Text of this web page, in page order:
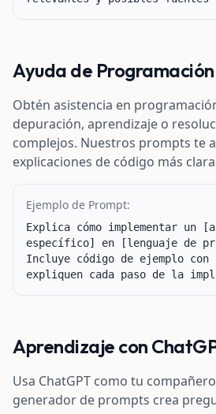
Ayuda de
Obtén asistencia en
depuración, aprendizaje o
complejos. Nuestros prompts te
explicaciones de código más
Ejemplo de Prompt:
Explica cómo implementar un
específico] en [lenguaje de
Incluye código de ejemplo con
expliquen cada paso de la
Aprendizaje con
Usa ChatGPT como tu
generador de prompts crea